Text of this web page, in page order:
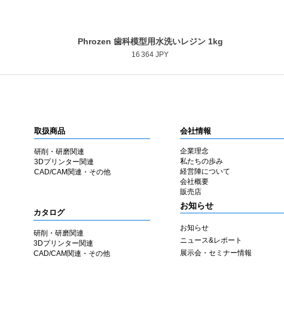
Aperçu rapide
Phrozen 歯科模型用水洗いレジン 1kg
Prix
16 364 JPY
取扱商品
研削・研磨関連
3Dプリンター関連
CAD/CAM関連・その他
カタログ
研削・研磨関連
3Dプリンター関連
CAD/CAM関連・その他
会社情報
企業理念
私たちの歩み
​経営陣について
会社概要
​販売店
​お知らせ
お知らせ
ニュース&レポート
展示会・セミナー情報